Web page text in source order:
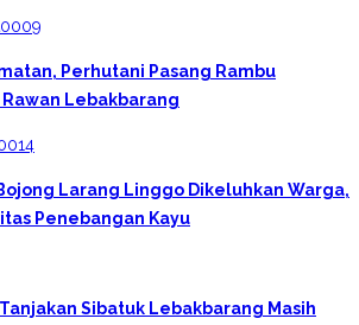
Perhutani Pasang Rambu
Lebakbarang
Larang Linggo Dikeluhkan Warga,
Penebangan Kayu
Sibatuk Lebakbarang Masih